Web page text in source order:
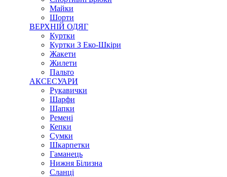
Майки
Шорти
ВЕРХНІЙ ОДЯГ
Куртки
Куртки З Еко-Шкіри
Жакети
Жилети
Пальто
АКСЕСУАРИ
Рукавички
Шарфи
Шапки
Ремені
Кепки
Сумки
Шкарпетки
Гаманець
Нижня Білизна
Сланці